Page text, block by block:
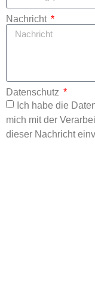
Nachricht
Datenschutz
Ich habe die
mich mit der
dieser Nachricht